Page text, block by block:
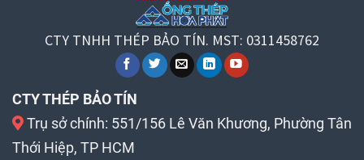
CTY TNHH THÉP BẢO TÍN. MST: 0311458762
CTY THÉP BẢO TÍN
Trụ sở chính: 551/156 Lê Văn Khương, Phường Tân
Thới Hiệp, TP HCM